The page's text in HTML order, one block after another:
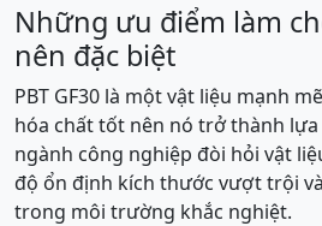
Những ưu điểm làm
nên đặc biệt
PBT GF30 là một vật liệu mạnh
hóa chất tốt nên nó trở thành
ngành công nghiệp đòi hỏi vật
độ ổn định kích thước vượt trội
trong môi trường khắc nghiệt.